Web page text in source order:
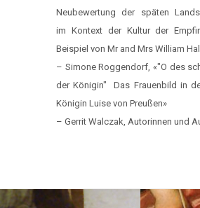
Neubewertung der späten
im Kontext der Kultur der
Beispiel von Mr and Mrs William
– Simone Roggendorf, «"O des
der Königin" ­ Das Frauenbild in
Königin Luise von Preußen»
– Gerrit Walczak, Autorinnen und